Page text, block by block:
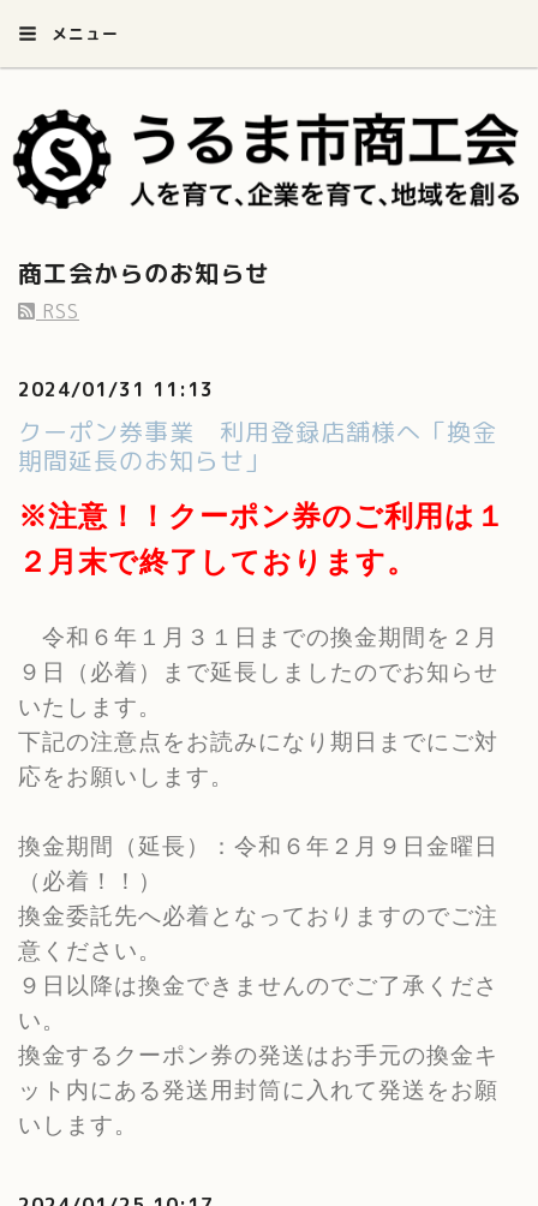
メニュー
商工会からのお知らせ
RSS
2024/01/31 11:13
クーポン券事業 利用登録店舗様へ「換金
期間延長のお知らせ」
※注意！！クーポン券のご利用は１
２月末で終了しております。
令和６年１月３１日までの換金期間を２月
９日（必着）まで延長しましたのでお知らせ
いたします。
下記の注意点をお読みになり期日までにご対
応をお願いします。
換金期間（延長）：令和６年２月９日金曜日
（必着！！）
換金委託先へ必着となっておりますのでご注
意ください。
９日以降は換金できませんのでご了承くださ
い。
換金するクーポン券の発送はお手元の換金キ
ット内にある発送用封筒に入れて発送をお願
いします。